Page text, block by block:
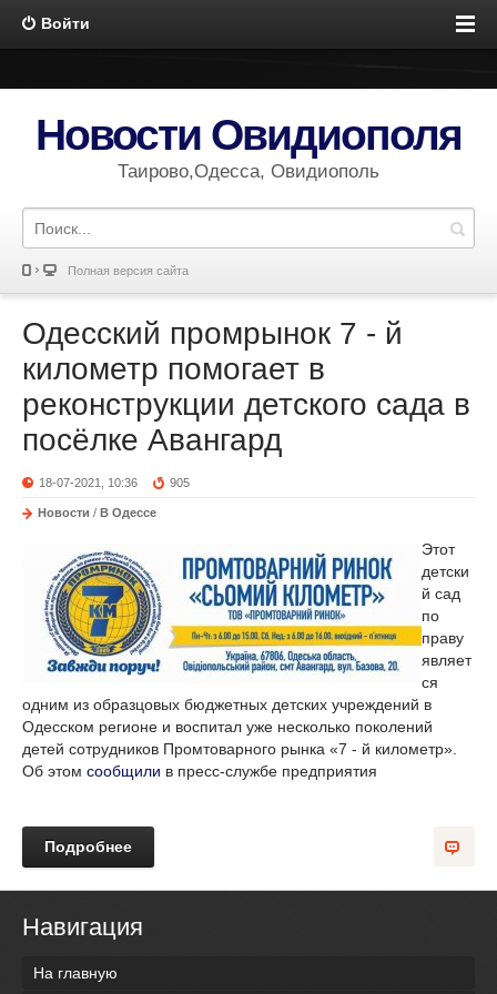
Войти
Новости Овидиополя
Таирово,Одесса, Овидиополь
Полная версия сайта
Одесский промрынок 7 - й
километр помогает в
реконструкции детского сада в
посёлке Авангард
18-07-2021, 10:36 905
Новости / В Одессе
Этот
детски
й сад
по
праву
являет
ся
одним из образцовых бюджетных детских учреждений в
Одесском регионе и воспитал уже несколько поколений
детей сотрудников Промтоварного рынка «7 - й километр».
Об этом сообщили в пресс-службе предприятия
Подробнее
Навигация
На главную